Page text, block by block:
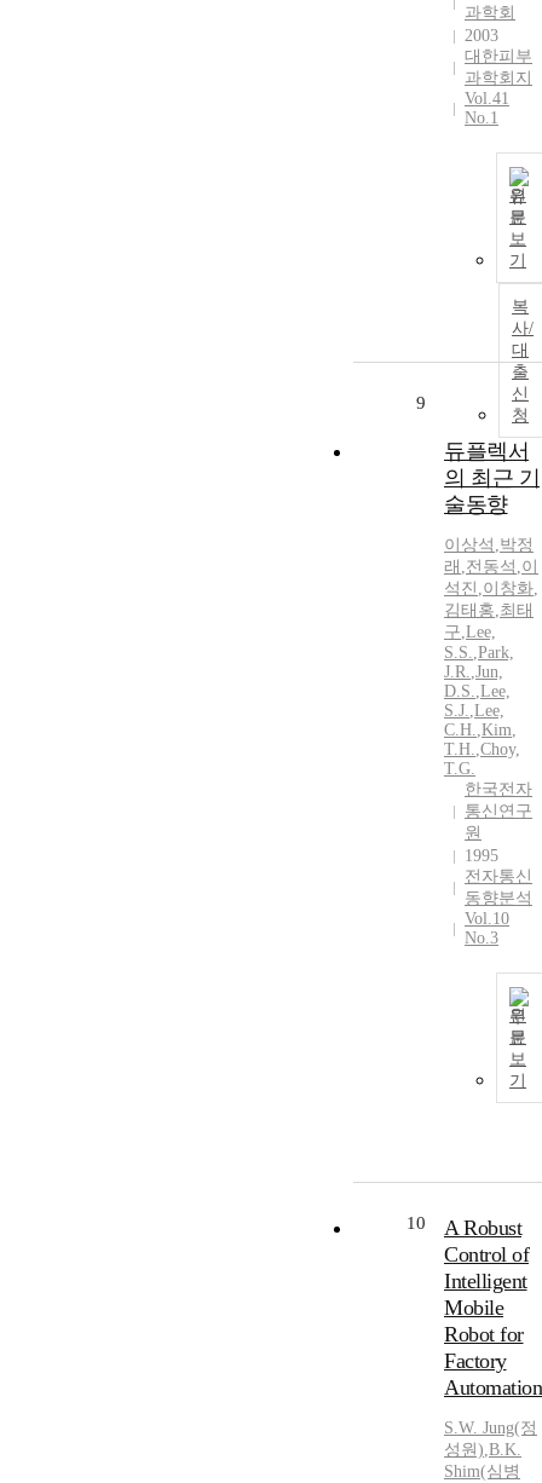
과학회
2003
대한피부
과학회지
Vol.41
No.1
원
문
보
기
복
사/
대
출
신
청
9
듀플렉서
의 최근 기
술동향
이상석 ,박정
래 ,전동석 ,이
석진 ,이창화,
김태홍,최태
구,Lee,
S.S.,Park,
J.R.,Jun,
D.S.,Lee,
S.J.,Lee,
C.H.,Kim,
T.H.,Choy,
T.G.
한국전자
통신연구
원
1995
전자통신
동향분석
Vol.10
No.3
원
문
보
기
10
A Robust
Control of
Intelligent
Mobile
Robot for
Factory
Automation
S.W. Jung(정
성원),B.K.
Shim(심병